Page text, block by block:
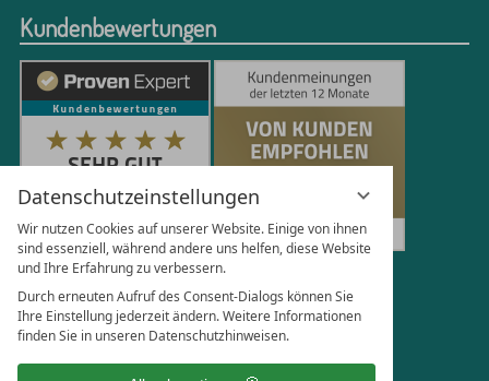
Datenschutzeinstellungen
Wir nutzen Cookies auf unserer Website. Einige von ihnen
sind essenziell, während andere uns helfen, diese Website
und Ihre Erfahrung zu verbessern.
Durch erneuten Aufruf des Consent-Dialogs können Sie
Ihre Einstellung jederzeit ändern. Weitere Informationen
finden Sie in unseren Datenschutzhinweisen.
Kundenbewertungen